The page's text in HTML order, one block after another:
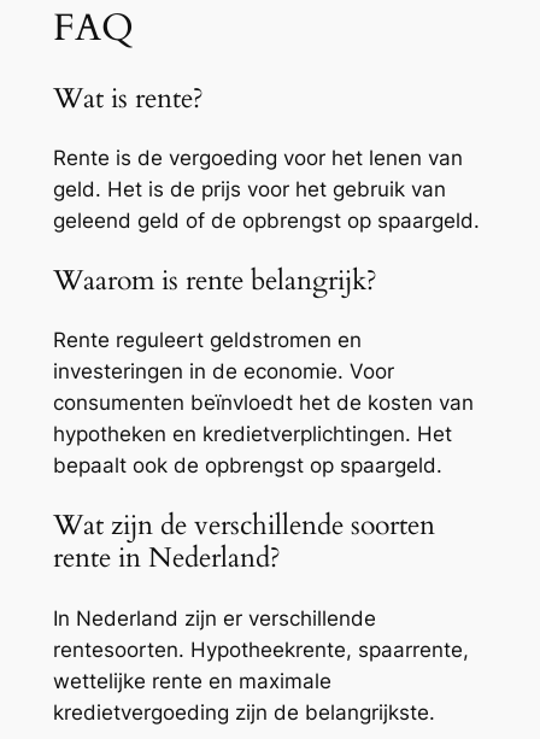
FAQ
Wat is rente?
Rente is de vergoeding voor het lenen van
geld. Het is de prijs voor het gebruik van
geleend geld of de opbrengst op spaargeld.
Waarom is rente belangrijk?
Rente reguleert geldstromen en
investeringen in de economie. Voor
consumenten beïnvloedt het de kosten van
hypotheken en kredietverplichtingen. Het
bepaalt ook de opbrengst op spaargeld.
Wat zijn de verschillende soorten
rente in Nederland?
In Nederland zijn er verschillende
rentesoorten. Hypotheekrente, spaarrente,
wettelijke rente en maximale
kredietvergoeding zijn de belangrijkste.